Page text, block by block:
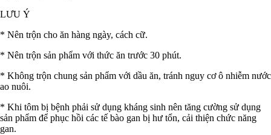
LƯU Ý
* Nên trộn cho ăn hàng ngày, cách cữ.
* Nên trộn sản phẩm với thức ăn trước 30 phút.
* Không trộn chung sản phẩm với dầu ăn, tránh nguy cơ ô nhiễm nước
ao nuôi.
* Khi tôm bị bệnh phải sử dụng kháng sinh nên tăng cường sử dụng
sản phẩm để phục hồi các tế bào gan bị hư tổn, cải thiện chức năng
gan.